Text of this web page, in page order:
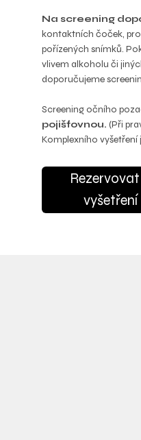
Na screening
kontaktních čoček,
pořízených snímků.
vlivem alkoholu či
doporučujeme
Screening očního
pojišťovnou. (Při
Komplexního vyšetření
Rezervovat
vyšetření